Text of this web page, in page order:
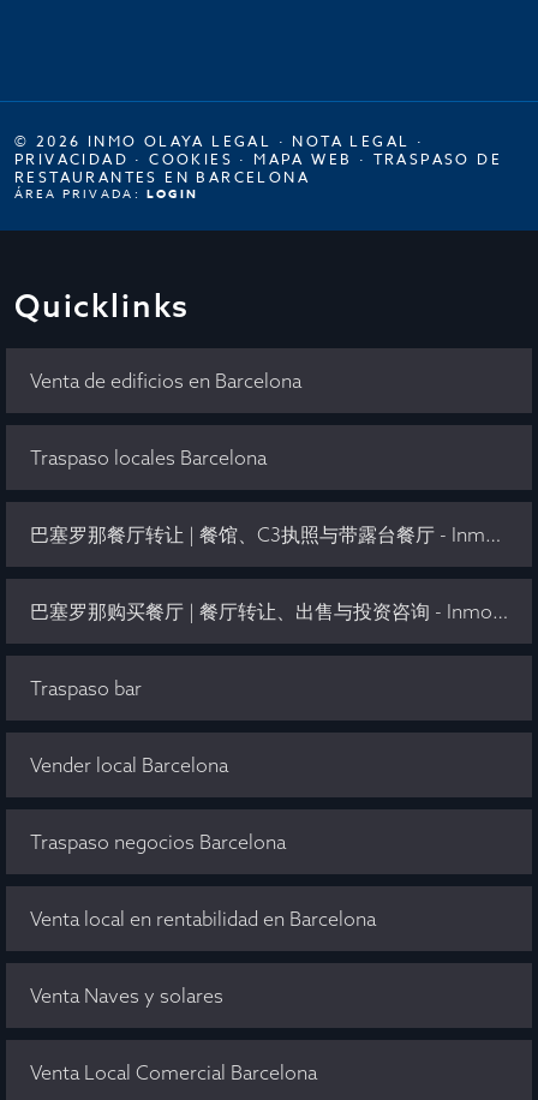
© 2026 INMO OLAYA LEGAL · NOTA LEGAL ·
PRIVACIDAD ·COOKIES · MAPA WEB · TRASPASO DE
RESTAURANTES EN BARCELONA
ÁREA PRIVADA: LOGIN
Quicklinks
Venta de edificios en Barcelona
Traspaso locales Barcelona
巴塞罗那餐厅转让 | 餐馆、C3执照与带露台餐厅 - Inmo Olaya
巴塞罗那购买餐厅 | 餐厅转让、出售与投资咨询 - Inmo Olaya
Traspaso bar
Vender local Barcelona
Traspaso negocios Barcelona
Venta local en rentabilidad en Barcelona
Venta Naves y solares
Venta Local Comercial Barcelona